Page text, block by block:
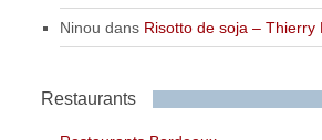
Ninou dans Risotto de soja – Thierry
Restaurants